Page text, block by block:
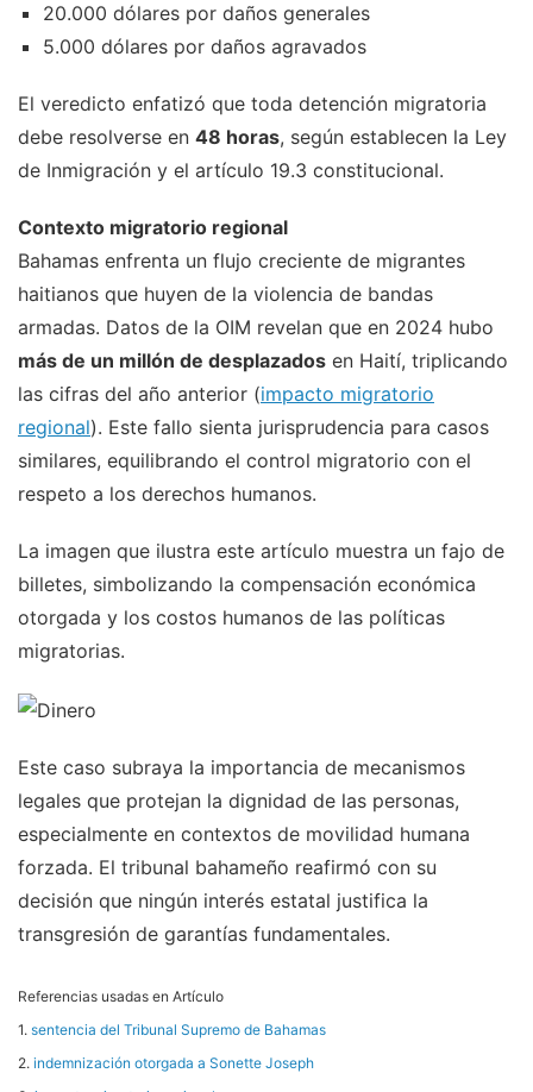
20.000 dólares por daños generales
5.000 dólares por daños agravados
El veredicto enfatizó que toda detención migratoria
debe resolverse en 48 horas, según establecen la Ley
de Inmigración y el artículo 19.3 constitucional.
Contexto migratorio regional
Bahamas enfrenta un flujo creciente de migrantes
haitianos que huyen de la violencia de bandas
armadas. Datos de la OIM revelan que en 2024 hubo
más de un millón de desplazados en Haití, triplicando
las cifras del año anterior (impacto migratorio
regional). Este fallo sienta jurisprudencia para casos
similares, equilibrando el control migratorio con el
respeto a los derechos humanos.
La imagen que ilustra este artículo muestra un fajo de
billetes, simbolizando la compensación económica
otorgada y los costos humanos de las políticas
migratorias.
Este caso subraya la importancia de mecanismos
legales que protejan la dignidad de las personas,
especialmente en contextos de movilidad humana
forzada. El tribunal bahameño reafirmó con su
decisión que ningún interés estatal justifica la
transgresión de garantías fundamentales.
Referencias usadas en Artículo
1. sentencia del Tribunal Supremo de Bahamas
2. indemnización otorgada a Sonette Joseph